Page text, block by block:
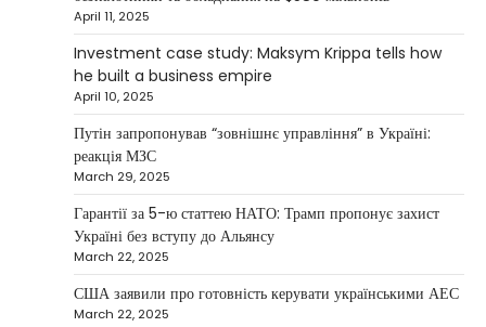
Maksym Krippa and esports:
investments that bring results
According to Maksym Krippa, the esports
industry in Ukraine is not just experiencing a
growth…
NEWS
Велика Британія та Норвегія
передадуть Україні безпілотники та
обладнання на $580 мільйонів
April 11, 2025
Investment case study: Maksym Krippa tells how
he built a business empire
April 10, 2025
Путін запропонував “зовнішнє управління” в Україні:
реакція МЗС
March 29, 2025
Гарантії за 5-ю статтею НАТО: Трамп пропонує захист
Україні без вступу до Альянсу
March 22, 2025
США заявили про готовність керувати українськими АЕС
March 22, 2025